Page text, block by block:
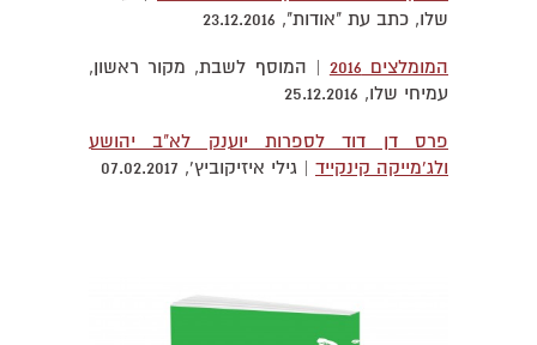
שלו, כתב עת "אודות", 23.12.2016
המומלצים 2016
| המוסף לשבת, מקור ראשון,
עמיחי שלו, 25.12.2016
פרס דן דוד לספרות יוענק לא"ב יהושע
ולג'מייקה קינקייד | גילי איזיקוביץ', 07.02.2017